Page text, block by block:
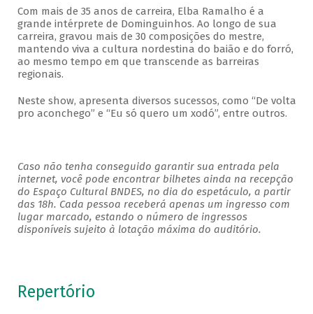
Com mais de 35 anos de carreira, Elba Ramalho é a
grande intérprete de Dominguinhos. Ao longo de sua
carreira, gravou mais de 30 composições do mestre,
mantendo viva a cultura nordestina do baião e do forró,
ao mesmo tempo em que transcende as barreiras
regionais.
Neste show, apresenta diversos sucessos, como “De volta
pro aconchego” e “Eu só quero um xodó”, entre outros.
Caso não tenha conseguido garantir sua entrada pela
internet, você pode encontrar bilhetes ainda na recepção
do Espaço Cultural BNDES, no dia do espetáculo, a partir
das 18h. Cada pessoa receberá apenas um ingresso com
lugar marcado, estando o número de ingressos
disponíveis sujeito à lotação máxima do auditório.
Repertório